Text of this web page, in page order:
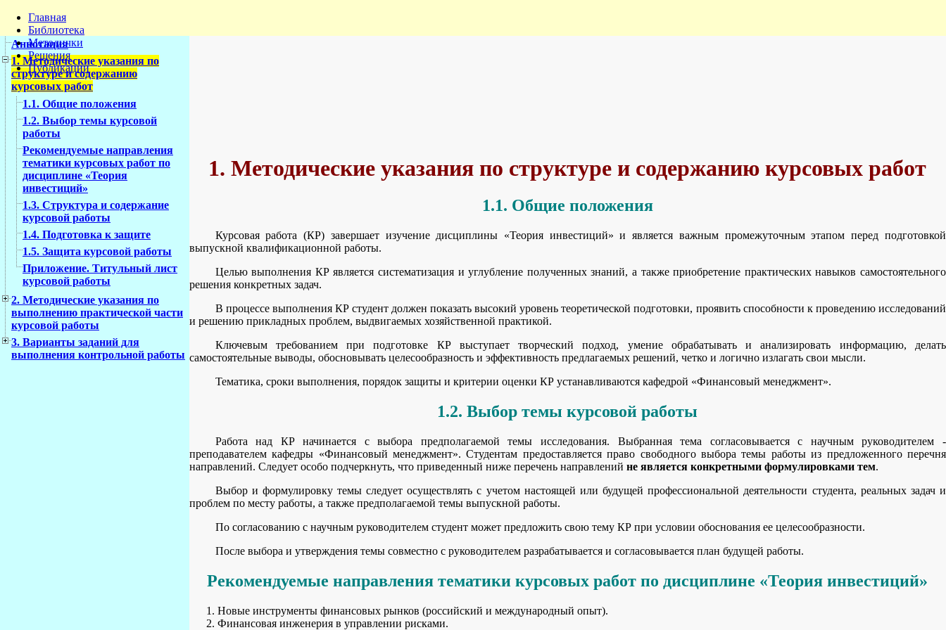
Главная
Библиотека
Методички
Решения
Публикации
Аннотация
1. Методические указания по
структуре и содержанию
курсовых работ
1.1. Общие положения
1.2. Выбор темы курсовой
работы
Рекомендуемые направления
тематики курсовых работ по
дисциплине «Теория
инвестиций»
1.3. Структура и содержание
курсовой работы
1.4. Подготовка к защите
1.5. Защита курсовой работы
Приложение. Титульный лист
курсовой работы
2. Методические указания по
выполнению практической части
курсовой работы
3. Варианты заданий для
выполнения контрольной работы
1. Методические указания по структуре и содержанию курсовых работ
1.1. Общие положения
Курсовая работа (КР) завершает изучение дисциплины «Теория инвестиций» и является важным промежуточным этапом перед подготовкой
выпускной квалификационной работы.
Целью выполнения КР является систематизация и углубление полученных знаний, а также приобретение практических навыков самостоятельного
решения конкретных задач.
В процессе выполнения КР студент должен показать высокий уровень теоретической подготовки, проявить способности к проведению исследований
и решению прикладных проблем, выдвигаемых хозяйственной практикой.
Ключевым требованием при подготовке КР выступает творческий подход, умение обрабатывать и анализировать информацию, делать
самостоятельные выводы, обосновывать целесообразность и эффективность предлагаемых решений, четко и логично излагать свои мысли.
Тематика, сроки выполнения, порядок защиты и критерии оценки КР устанавливаются кафедрой «Финансовый менеджмент».
1.2. Выбор темы курсовой работы
Работа над КР начинается с выбора предполагаемой темы исследования. Выбранная тема согласовывается с научным руководителем -
преподавателем кафедры «Финансовый менеджмент». Студентам предоставляется право свободного выбора темы работы из предложенного перечня
направлений. Следует особо подчеркнуть, что приведенный ниже перечень направлений не является конкретными формулировками тем.
Выбор и формулировку темы следует осуществлять с учетом настоящей или будущей профессиональной деятельности студента, реальных задач и
проблем по месту работы, а также предполагаемой темы выпускной работы.
По согласованию с научным руководителем студент может предложить свою тему КР при условии обоснования ее целесообразности.
После выбора и утверждения темы совместно с руководителем разрабатывается и согласовывается план будущей работы.
Рекомендуемые направления тематики курсовых работ по дисциплине «Теория инвестиций»
Новые инструменты финансовых рынков (российский и международный опыт).
Финансовая инженерия в управлении рисками.